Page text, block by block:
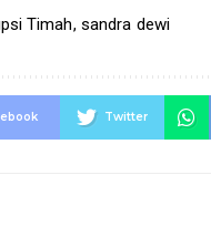
Timah, sandra dewi
Twitter